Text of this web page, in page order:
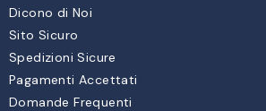
Dicono di Noi
Sito Sicuro
Spedizioni Sicure
Pagamenti Accettati
Domande Frequenti